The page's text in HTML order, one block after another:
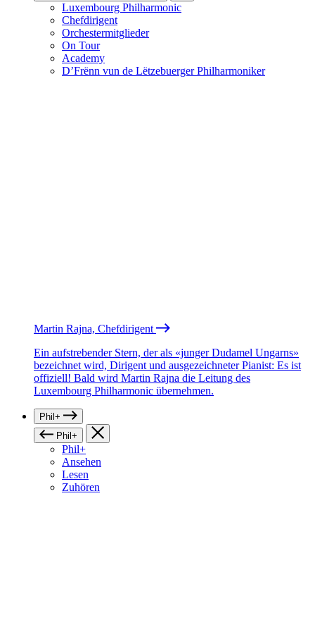
Luxembourg Philharmonic
Chefdirigent
Orchestermitglieder
On Tour
Academy
D’Frënn vun de Lëtzebuerger Philharmoniker
Martin Rajna, Chefdirigent
Ein aufstrebender Stern, der als «junger Dudamel Ungarns»
bezeichnet wird, Dirigent und ausgezeichneter Pianist: Es ist
offiziell! Bald wird Martin Rajna die Leitung des
Luxembourg Philharmonic übernehmen.
Phil+
Phil+
Phil+
Ansehen
Lesen
Zuhören